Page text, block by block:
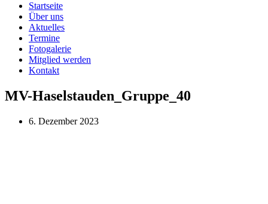
Startseite
Über uns
Aktuelles
Termine
Fotogalerie
Mitglied werden
Kontakt
MV-Haselstauden_Gruppe_40
6. Dezember 2023